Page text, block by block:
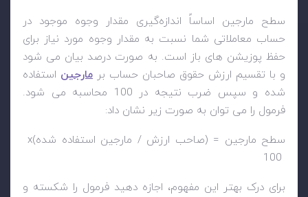
سطح مارجین اساساً اندازه‌گیری مقدار وجوه موجود در
حساب معاملاتی شما نسبت به مقدار وجوه مورد نیاز برای
حفظ پوزیشن های باز است. به صورت درصد بیان می شود
و با تقسیم ارزش حقوق صاحبان حساب بر مارجین استفاده
شده و سپس ضرب نتیجه در 100 محاسبه می شود.
فرمول را می توان به صورت زیر نشان داد:
سطح مارجین = (صاحب ارزش / مارجین استفاده شده)x
100
برای درک بهتر این مفهوم، اجازه دهید فرمول را شکسته و